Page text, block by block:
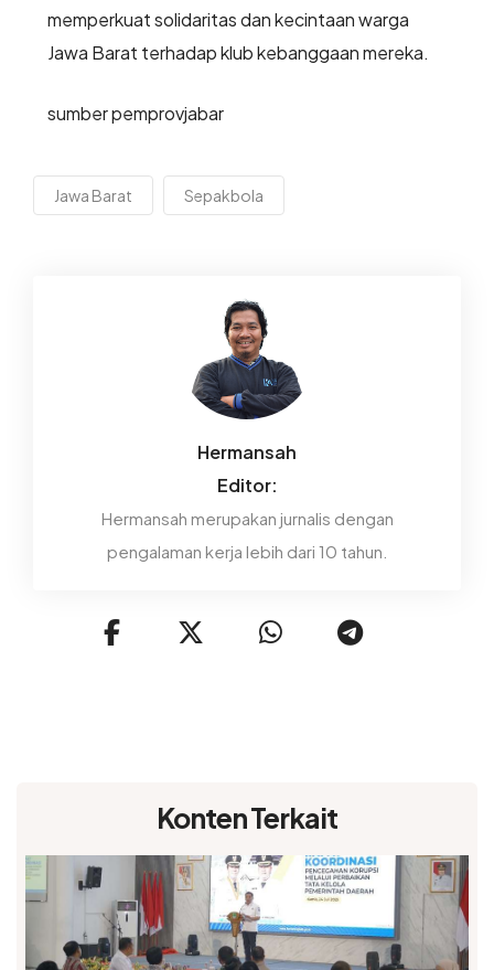
memperkuat solidaritas dan kecintaan warga
Jawa Barat terhadap klub kebanggaan mereka.
sumber pemprovjabar
Jawa Barat Sepakbola
Hermansah
Editor:
Hermansah merupakan jurnalis dengan
pengalaman kerja lebih dari 10 tahun.
Konten Terkait